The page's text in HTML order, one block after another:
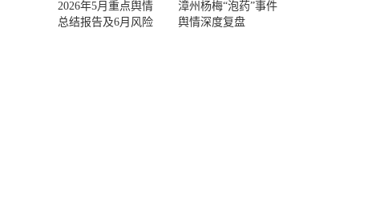
2026年5月重点舆情
总结报告及6月风险
漳州杨梅“泡药”事件
舆情深度复盘